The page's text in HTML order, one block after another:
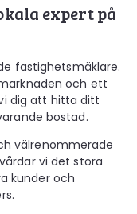
expert på
fastighetsmäklare.
och ett
dig att hitta ditt
bostad.
välrenommerade
vi det stora
kunder och